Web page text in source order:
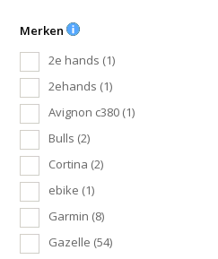
Merken
2e hands (1)
2ehands (1)
Avignon c380 (1)
Bulls (2)
Cortina (2)
ebike (1)
Garmin (8)
Gazelle (54)